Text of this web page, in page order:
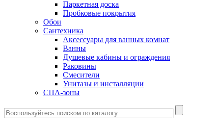
Паркетная доска
Пробковые покрытия
Обои
Сантехника
Аксессуары для ванных комнат
Ванны
Душевые кабины и ограждения
Раковины
Смесители
Унитазы и инсталляции
СПА-зоны